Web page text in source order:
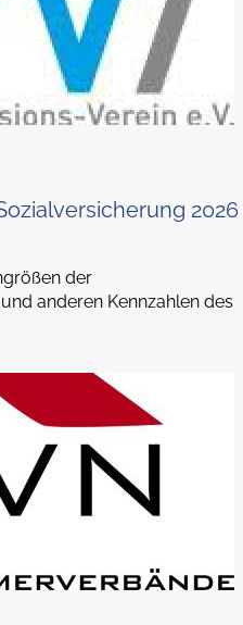
2026
der
anderen Kennzahlen des